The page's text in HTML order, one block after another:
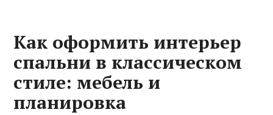
Как оформить интерьер
спальни в классическом
стиле: мебель и
планировка